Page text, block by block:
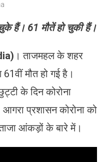
हैं। 61 मौतें हो चुकी हैं।
। ताजमहल के शहर
मौत हो गई है।
के दिन कोरोना
प्रशासन कोरोना को
आंकड़ों के बारे में।